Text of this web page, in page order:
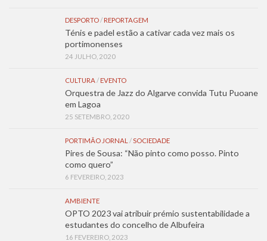
DESPORTO/ REPORTAGEM
Ténis e padel estão a cativar cada vez mais os
portimonenses
24 JULHO, 2020
CULTURA/ EVENTO
Orquestra de Jazz do Algarve convida Tutu Puoane
em Lagoa
25 SETEMBRO, 2020
PORTIMÃO JORNAL /SOCIEDADE
Pires de Sousa: “Não pinto como posso. Pinto
como quero”
6 FEVEREIRO, 2023
AMBIENTE
OPTO 2023 vai atribuir prémio sustentabilidade a
estudantes do concelho de Albufeira
16 FEVEREIRO, 2023